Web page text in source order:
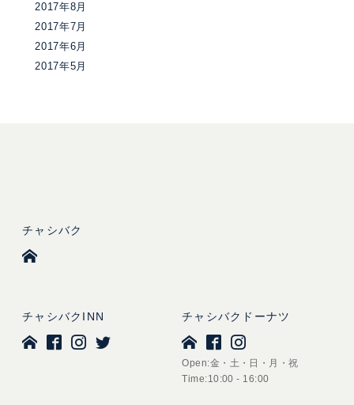
2017年8月
2017年7月
2017年6月
2017年5月
チャシバク
チャシバクINN チャシバクドーナツ
Open:金・土・日・月・祝
Time:10:00 - 16:00